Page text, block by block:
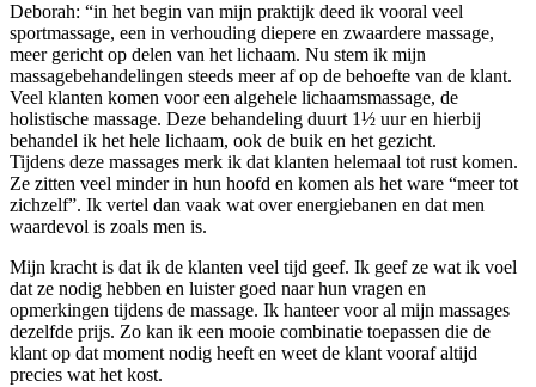
Deborah: “in het begin van mijn praktijk deed ik vooral veel
sportmassage, een in verhouding diepere en zwaardere massage,
meer gericht op delen van het lichaam. Nu stem ik mijn
massagebehandelingen steeds meer af op de behoefte van de klant.
Veel klanten komen voor een algehele lichaamsmassage, de
holistische massage. Deze behandeling duurt 1½ uur en hierbij
behandel ik het hele lichaam, ook de buik en het gezicht.
Tijdens deze massages merk ik dat klanten helemaal tot rust komen.
Ze zitten veel minder in hun hoofd en komen als het ware “meer tot
zichzelf”. Ik vertel dan vaak wat over energiebanen en dat men
waardevol is zoals men is.
Mijn kracht is dat ik de klanten veel tijd geef. Ik geef ze wat ik voel
dat ze nodig hebben en luister goed naar hun vragen en
opmerkingen tijdens de massage. Ik hanteer voor al mijn massages
dezelfde prijs. Zo kan ik een mooie combinatie toepassen die de
klant op dat moment nodig heeft en weet de klant vooraf altijd
precies wat het kost.